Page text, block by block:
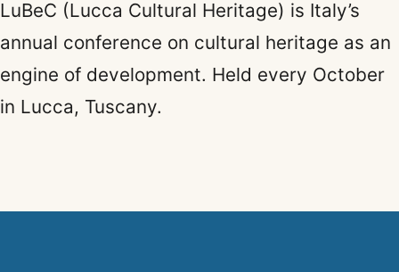
LuBeC (Lucca Cultural Heritage) is Italy’s
annual conference on cultural heritage as an
engine of development. Held every October
in Lucca, Tuscany.